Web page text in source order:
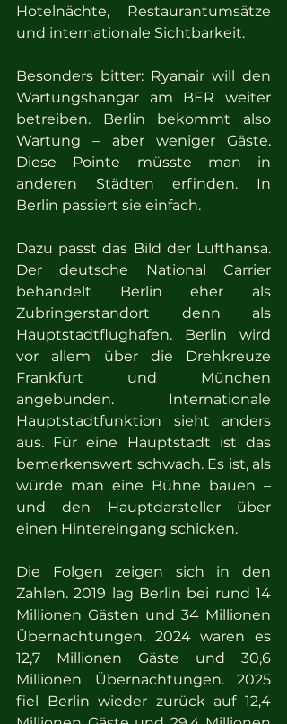
Hotelnächte, Restaurantumsätze
und internationale Sichtbarkeit.
Besonders bitter: Ryanair will den
Wartungshangar am BER weiter
betreiben. Berlin bekommt also
Wartung – aber weniger Gäste.
Diese Pointe müsste man in
anderen Städten erfinden. In
Berlin passiert sie einfach.
Dazu passt das Bild der Lufthansa.
Der deutsche National Carrier
behandelt Berlin eher als
Zubringerstandort denn als
Hauptstadtflughafen. Berlin wird
vor allem über die Drehkreuze
Frankfurt und München
angebunden. Internationale
Hauptstadtfunktion sieht anders
aus. Für eine Hauptstadt ist das
bemerkenswert schwach. Es ist, als
würde man eine Bühne bauen –
und den Hauptdarsteller über
einen Hintereingang schicken.
Die Folgen zeigen sich in den
Zahlen. 2019 lag Berlin bei rund 14
Millionen Gästen und 34 Millionen
Übernachtungen. 2024 waren es
12,7 Millionen Gäste und 30,6
Millionen Übernachtungen. 2025
fiel Berlin wieder zurück auf 12,4